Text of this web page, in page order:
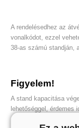
A rendelésedhez az
vonalkódot, ezzel
38-as számú standján,
Figyelem!
A stand kapacitása
lehetőséggel, érdemes